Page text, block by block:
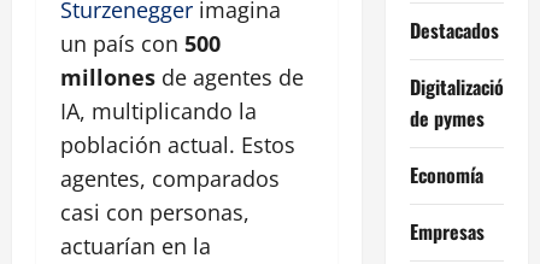
Sturzenegger imagina
un país con 500
millones de agentes de
IA, multiplicando la
población actual. Estos
agentes, comparados
casi con personas,
actuarían en la
Destacados
Digitalización
de pymes
Economía
Empresas